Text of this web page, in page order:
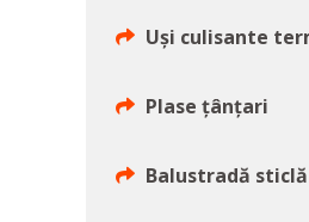
Uşi culisante
Plase ţânţari
Balustradă sticlă